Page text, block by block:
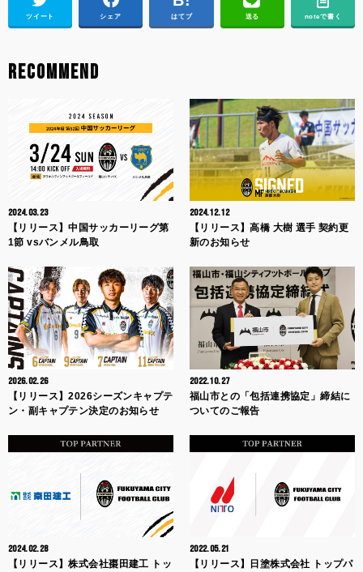
ツイート シェア はてブ 送る noteで書く
RECOMMEND
2024.03.23
【リリース】中国サッカーリーグ第
1節 vsバンメル鳥取
2024.12.12
【リリース】高橋 大樹 選手 契約更
新のお知らせ
2026.02.26
【リリース】2026シーズンキャプテ
ン・副キャプテン決定のお知らせ
2022.10.27
福山市との「包括連携協定」締結に
ついてのご報告
2024.02.28
【リリース】株式会社棗田建工 トッ
2022.05.21
【リリース】日塗株式会社 トップパ